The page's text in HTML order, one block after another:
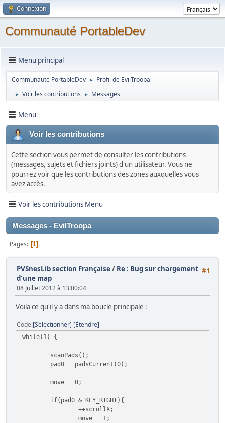
Connexion
Communauté PortableDev
Menu principal
Communauté PortableDev ► Profil de EvilTroopa
► Voir les contributions ► Messages
Menu
Voir les contributions
Cette section vous permet de consulter les contributions
(messages, sujets et fichiers joints) d'un utilisateur. Vous ne
pourrez voir que les contributions des zones auxquelles vous
avez accès.
Voir les contributions Menu
Messages - EvilTroopa
Pages 1
#1
PVSnesLib section Française/ Re : Bug sur chargement
d'une map
08 Juillet 2012 à 13:00:04
Voila ce qu'il y a dans ma boucle principale :
Code Sélectionner Étendre
while(1) {
scanPads();
pad0 = padsCurrent(0);
move = 0;
if(pad0 & KEY_RIGHT){
++scrollX;
move = 1;